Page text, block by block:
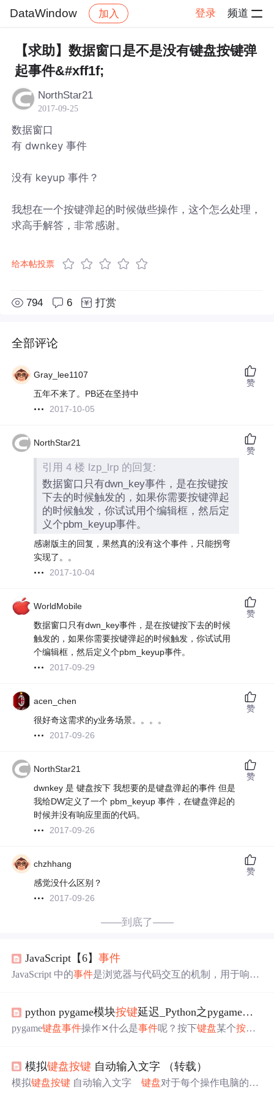
DataWindow 加入 登录 频道
社区 DataWindow 帖子详情
【求助】数据窗口是不是没有键盘按键弹
起事件&#xff1f;
NorthStar21
2017-09-25
数据窗口
有 dwnkey 事件
没有 keyup 事件？
我想在一个按键弹起的时候做些操作，这个怎么处理，
求高手解答，非常感谢。
给本帖投票
794 6 打赏
全部评论
Gray_lee1107
五年不来了。PB还在坚持中
2017-10-05
赞
NorthStar21
引用 4 楼 lzp_lrp 的回复:
数据窗口只有dwn_key事件，是在按键按
下去的时候触发的，如果你需要按键弹起
的时候触发，你试试用个编辑框，然后定
义个pbm_keyup事件。
感谢版主的回复，果然真的没有这个事件，只能拐弯
实现了。。
2017-10-04
赞
WorldMobile
数据窗口只有dwn_key事件，是在按键按下去的时候
触发的，如果你需要按键弹起的时候触发，你试试用
个编辑框，然后定义个pbm_keyup事件。
2017-09-29
赞
acen_chen
很好奇这需求的y业务场景。。。。
2017-09-26
赞
NorthStar21
dwnkey 是 键盘按下 我想要的是键盘弹起的事件 但是
我给DW定义了一个 pbm_keyup 事件，在键盘弹起的
时候并没有响应里面的代码。
2017-09-26
赞
chzhhang
感觉没什么区别？
2017-09-26
赞
——到底了——
JavaScript【6】事件
JavaScript 中的事件是浏览器与代码交互的机制，用于响应
改变（onchange）、输入框内容输入（oninput）、选取元
素（onselect）以及表单提交（onsubmit）。通过示例代码
色，失去焦点时变为绿色；输入内容时实时打印到控制
台；表单提交时根据返回值决定是否阻止提交。这些事件
python pygame模块按键延迟_Python之pygame学习
pygame键盘事件操作✕什么是事件呢？按下键盘某个按键
和队列进行交互。不用学习太多，主要学习下常用即可；p
ygame.event.get从队列中获取
事件之前我们就一直在用事件
模拟键盘按键 自动输入文字 （转载）
模拟键盘按键 自动输入文字键盘对于每个操作电脑的人